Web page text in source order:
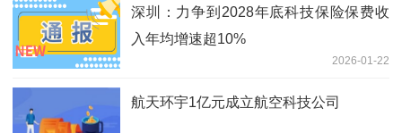
深圳：力争到2028年底科技保险保费收
入年均增速超10%
2026-01-22
航天环宇1亿元成立航空科技公司